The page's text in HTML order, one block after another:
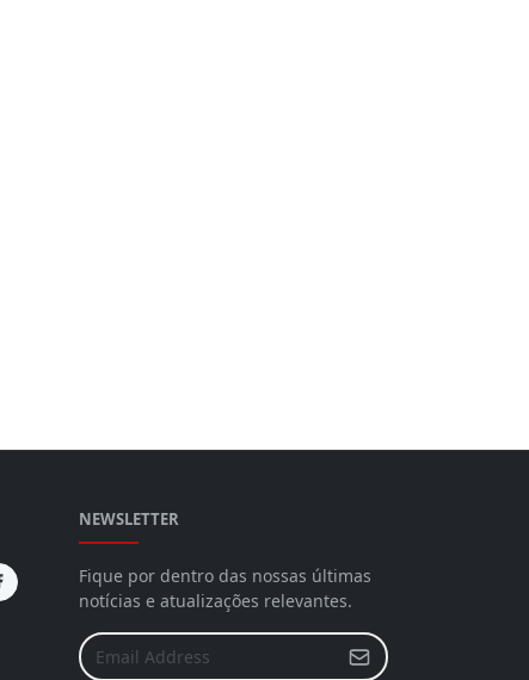
NEWSLETTER
Fique por dentro das nossas últimas
notícias e atualizações relevantes.